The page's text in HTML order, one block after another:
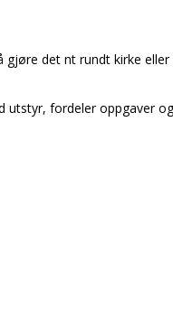
det fint rundt kirke eller
utstyr, fordeler oppgaver